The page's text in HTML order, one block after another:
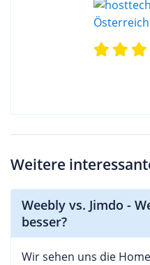
Weitere
Weebly vs. Jimdo -
besser?
Wir sehen uns die